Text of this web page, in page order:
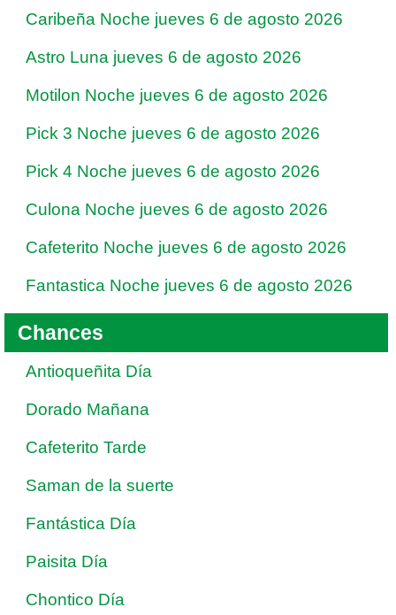
Caribeña Noche jueves 6 de agosto 2026
Astro Luna jueves 6 de agosto 2026
Motilon Noche jueves 6 de agosto 2026
Pick 3 Noche jueves 6 de agosto 2026
Pick 4 Noche jueves 6 de agosto 2026
Culona Noche jueves 6 de agosto 2026
Cafeterito Noche jueves 6 de agosto 2026
Fantastica Noche jueves 6 de agosto 2026
Chances
Antioqueñita Día
Dorado Mañana
Cafeterito Tarde
Saman de la suerte
Fantástica Día
Paisita Día
Chontico Día